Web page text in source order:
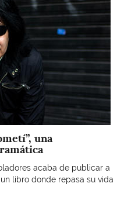
una
acaba de publicar a
libro donde repasa su vida